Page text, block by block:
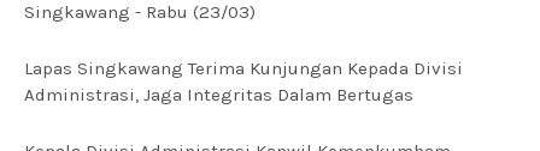
Singkawang - Rabu (23/03)
Lapas Singkawang Terima Kunjungan Kepada Divisi
Administrasi, Jaga Integritas Dalam Bertugas